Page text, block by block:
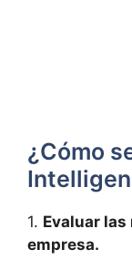
¿Cómo
1. Evaluar
⁤empresa.